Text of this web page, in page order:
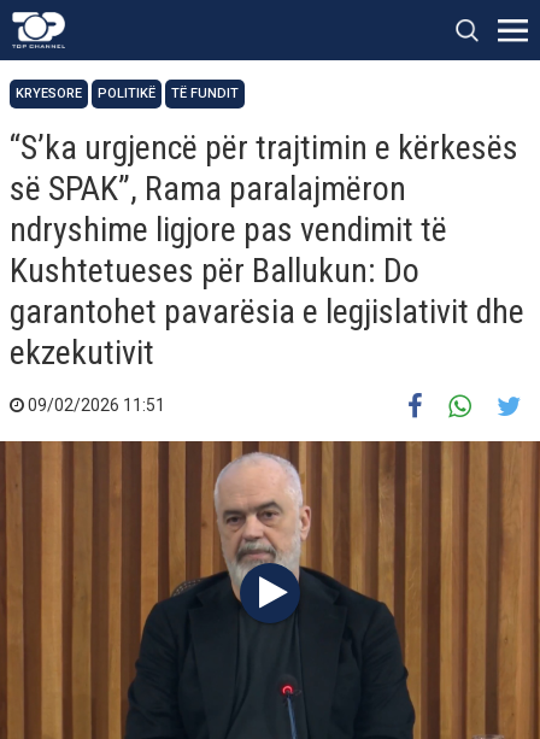
KRYESORE POLITIKË TË FUNDIT
“S’ka urgjencë për trajtimin e kërkesës
së SPAK”, Rama paralajmëron
ndryshime ligjore pas vendimit të
Kushtetueses për Ballukun: Do
garantohet pavarësia e legjislativit dhe
ekzekutivit
09/02/2026 11:51